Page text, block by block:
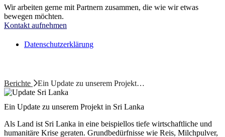
Wir arbeiten gerne mit Partnern zusammen, die wie wir etwas
bewegen möchten.
Kontakt aufnehmen
Datenschutzerklärung
Berichte Ein Update zu unserem Projekt…
Ein Update zu unserem Projekt in Sri Lanka
Als Land ist Sri Lanka in eine beispiellos tiefe wirtschaftliche und
humanitäre Krise geraten. Grundbedürfnisse wie Reis, Milchpulver,